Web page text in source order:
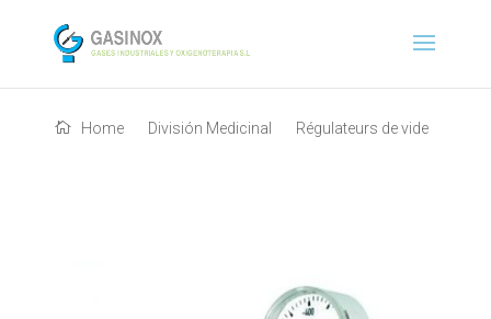
Home División Medicinal Régulateurs de vide